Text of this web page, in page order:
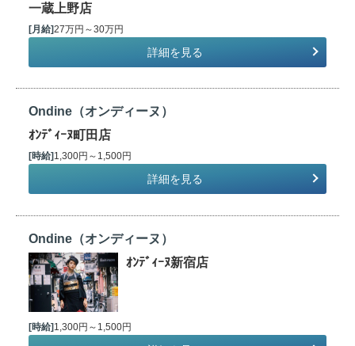
一蔵上野店
[月給]27万円～30万円
詳細を見る
Ondine（オンディーヌ）
ｵﾝﾃﾞｨｰﾇ町田店
[時給] 1,300円～1,500円
詳細を見る
Ondine（オンディーヌ）
ｵﾝﾃﾞｨｰﾇ新宿店
[時給] 1,300円～1,500円